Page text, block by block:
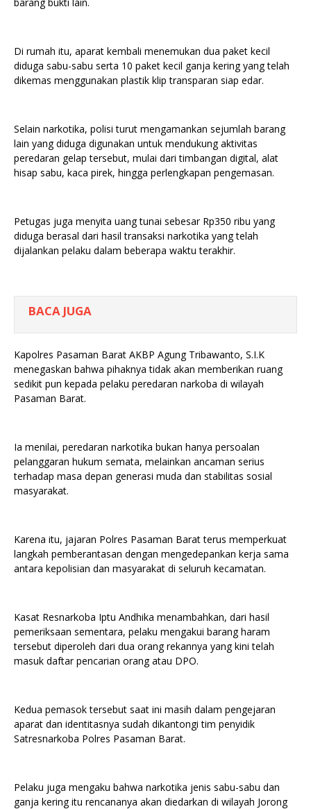
Di rumah itu, aparat kembali menemukan dua paket kecil
diduga sabu-sabu serta 10 paket kecil ganja kering yang telah
dikemas menggunakan plastik klip transparan siap edar.
Selain narkotika, polisi turut mengamankan sejumlah barang
lain yang diduga digunakan untuk mendukung aktivitas
peredaran gelap tersebut, mulai dari timbangan digital, alat
hisap sabu, kaca pirek, hingga perlengkapan pengemasan.
Petugas juga menyita uang tunai sebesar Rp350 ribu yang
diduga berasal dari hasil transaksi narkotika yang telah
dijalankan pelaku dalam beberapa waktu terakhir.
BACA JUGA
Kapolres Pasaman Barat AKBP Agung Tribawanto, S.I.K
menegaskan bahwa pihaknya tidak akan memberikan ruang
sedikit pun kepada pelaku peredaran narkoba di wilayah
Pasaman Barat.
Ia menilai, peredaran narkotika bukan hanya persoalan
pelanggaran hukum semata, melainkan ancaman serius
terhadap masa depan generasi muda dan stabilitas sosial
masyarakat.
Karena itu, jajaran Polres Pasaman Barat terus memperkuat
langkah pemberantasan dengan mengedepankan kerja sama
antara kepolisian dan masyarakat di seluruh kecamatan.
Kasat Resnarkoba Iptu Andhika menambahkan, dari hasil
pemeriksaan sementara, pelaku mengakui barang haram
tersebut diperoleh dari dua orang rekannya yang kini telah
masuk daftar pencarian orang atau DPO.
Kedua pemasok tersebut saat ini masih dalam pengejaran
aparat dan identitasnya sudah dikantongi tim penyidik
Satresnarkoba Polres Pasaman Barat.
Pelaku juga mengaku bahwa narkotika jenis sabu-sabu dan
ganja kering itu rencananya akan diedarkan di wilayah Jorong